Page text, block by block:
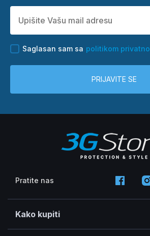
Saglasan sam sa politikom
PRIJAVITE SE
Pratite nas
Kako kupiti